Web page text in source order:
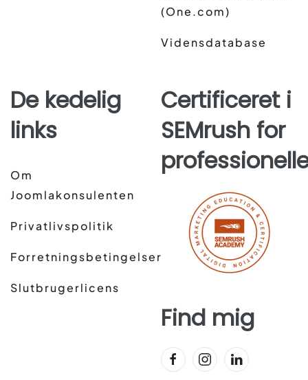
(One.com)
Vidensdatabase
De kedelig
links
Om
Joomlakonsulenten
Privatlivspolitik
Forretningsbetingelser
Slutbrugerlicens
Certificeret i
SEMrush for
Find mig